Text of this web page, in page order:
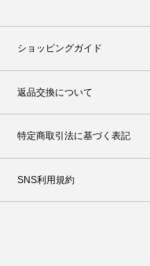
ショッピングガイド
返品交換について
特定商取引法に基づく表記
SNS利用規約